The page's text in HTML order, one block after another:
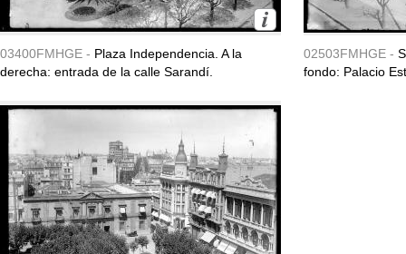
03400FMHGE - Plaza Independencia. A la
derecha: entrada de la calle Sarandí.
02503FMHGE -
fondo: Palacio